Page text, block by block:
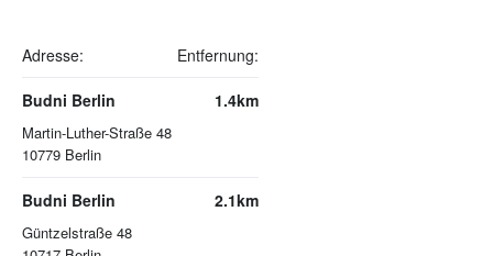
Adresse: Entfernung:
Budni Berlin
Martin-Luther-Straße 48
10779 Berlin
1.4km
Budni Berlin
Güntzelstraße 48
2.1km